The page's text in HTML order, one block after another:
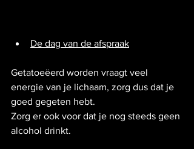
De dag van de afspraak
Getatoeëerd worden vraagt veel
energie van je lichaam, zorg dus dat je
goed gegeten hebt.
Zorg er ook voor dat je nog steeds geen
alcohol drinkt.